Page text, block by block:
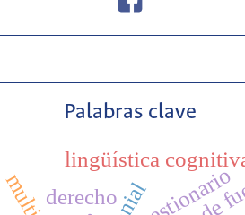
Palabras clave
lingüística
derecho